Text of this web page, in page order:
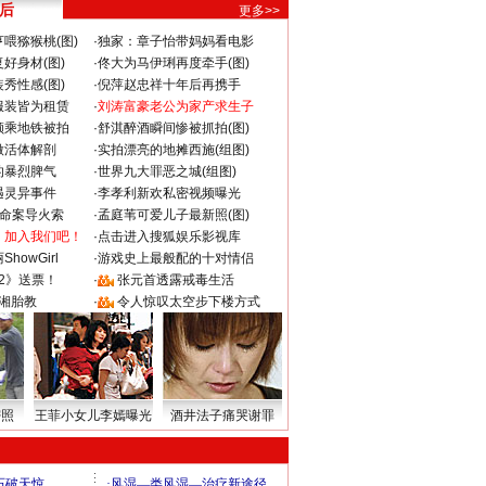
更多>>
喂猕猴桃(图)
·独家：章子怡带妈妈看电影
好身材(图)
·佟大为马伊琍再度牵手(图)
秀性感(图)
·倪萍赵忠祥十年后再携手
装皆为租赁
·刘涛富豪老公为家产求生子
乘地铁被拍
·舒淇醉酒瞬间惨被抓拍(图)
体解剖
·实拍漂亮的地摊西施(组图)
暴烈脾气
·世界九大罪恶之城(组图)
灵异事件
·李孝利新欢私密视频曝光
案导火索
·孟庭苇可爱儿子最新照(图)
入我们吧！
·点击进入搜狐娱乐影视库
·游戏史上最般配的十对情侣
送票！
·
张元首透露戒毒生活
胎教
· 令人惊叹太空步下楼方式
王菲小女儿李嫣曝光 酒井法子痛哭谢罪